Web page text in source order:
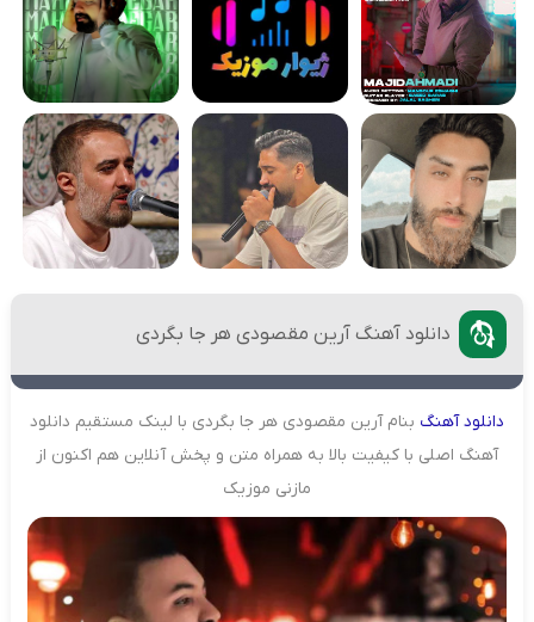
دانلود آهنگ آرین مقصودی هر جا بگردی
دانلودآهنگ بنام آرین مقصودی هر جا بگردی با لینک مستقیم دانلود
آهنگ اصلی با کیفیت بالا به همراه متن و پخش آنلاین هم اکنون از
مازنی موزیک